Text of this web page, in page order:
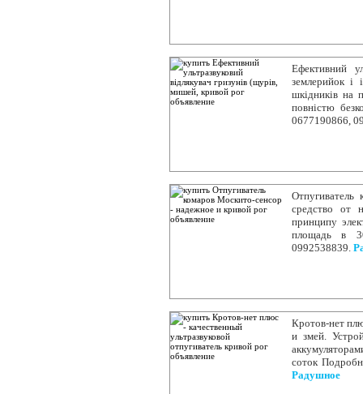
Ефективний
землерийок і
шкідників на
повністю
0677190866,
средство от
принципу
площадь в
0992538839.
Кротов-нет
и змей.
соток
Радушное